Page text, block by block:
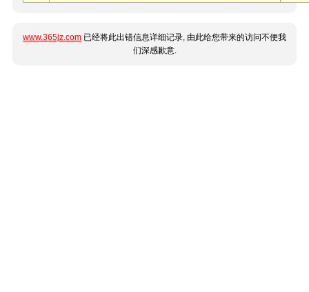
www.365jz.com 已经将此出错信息详细记录, 由此给您带来的访问不便我
们深感歉意.